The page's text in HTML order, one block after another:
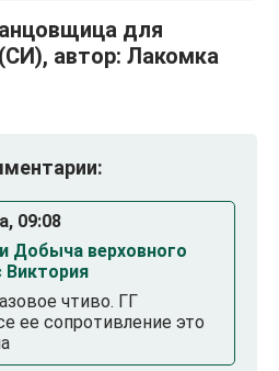
для
автор: Лакомка
09:08
Добыча верховного
Виктория
чтиво. ГГ
ее сопротивление это